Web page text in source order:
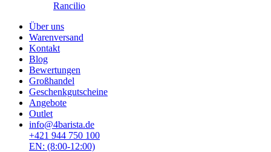
Rancilio
Über uns
Warenversand
Kontakt
Blog
Bewertungen
Großhandel
Geschenkgutscheine
Angebote
Outlet
info@4barista.de
+421 944 750 100
EN: (8:00-12:00)